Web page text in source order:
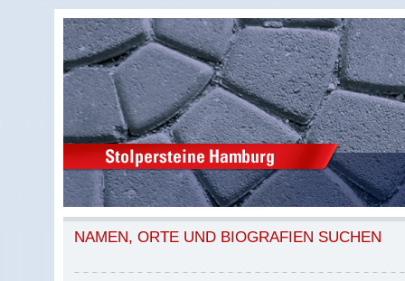
NAMEN, ORTE UND BIOGRAFIEN SUCHEN